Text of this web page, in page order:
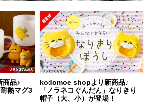
品♪
熱マグ3
kodomoe shopより新商品♪
「ノラネコぐんだん」なりきり
帽子（大、小）が登場！